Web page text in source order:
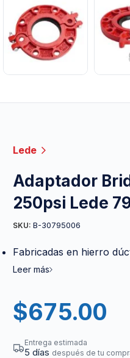
Lede
Adaptador
250psi Lede
SKU: B-30795006
Fabricadas en hierro
Leer más
$675.00
Entrega estimada
5 días después de tu